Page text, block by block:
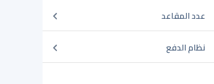
عدد المقاعد
نظام الدفع